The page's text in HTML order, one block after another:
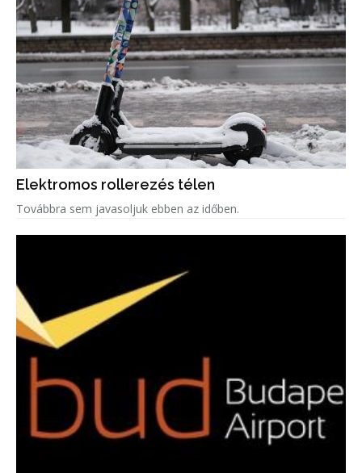
Elektromos rollerezés télen
Továbbra sem javasoljuk ebben az időben.